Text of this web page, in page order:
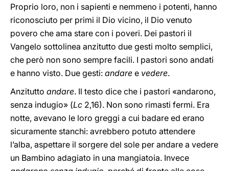
Proprio loro, non i sapienti e nemmeno i potenti, hanno
riconosciuto per primi il Dio vicino, il Dio venuto
povero che ama stare con i poveri. Dei pastori il
Vangelo sottolinea anzitutto due gesti molto semplici,
che però non sono sempre facili. I pastori sono andati
e hanno visto. Due gesti: andare e vedere.
Anzitutto andare. Il testo dice che i pastori «andarono,
senza indugio» (Lc 2,16). Non sono rimasti fermi. Era
notte, avevano le loro greggi a cui badare ed erano
sicuramente stanchi: avrebbero potuto attendere
l’alba, aspettare il sorgere del sole per andare a vedere
un Bambino adagiato in una mangiatoia. Invece